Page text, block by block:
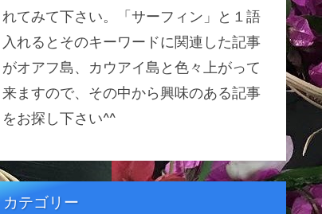
れてみて下さい。「サーフィン」と１語
入れるとそのキーワードに関連した記事
がオアフ島、カウアイ島と色々上がって
来ますので、その中から興味のある記事
をお探し下さい^^
カテゴリー